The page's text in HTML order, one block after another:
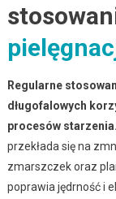
Regularne
długofalowych
procesów starzenia.
przekłada się na
zmarszczek oraz
poprawia jędrność i